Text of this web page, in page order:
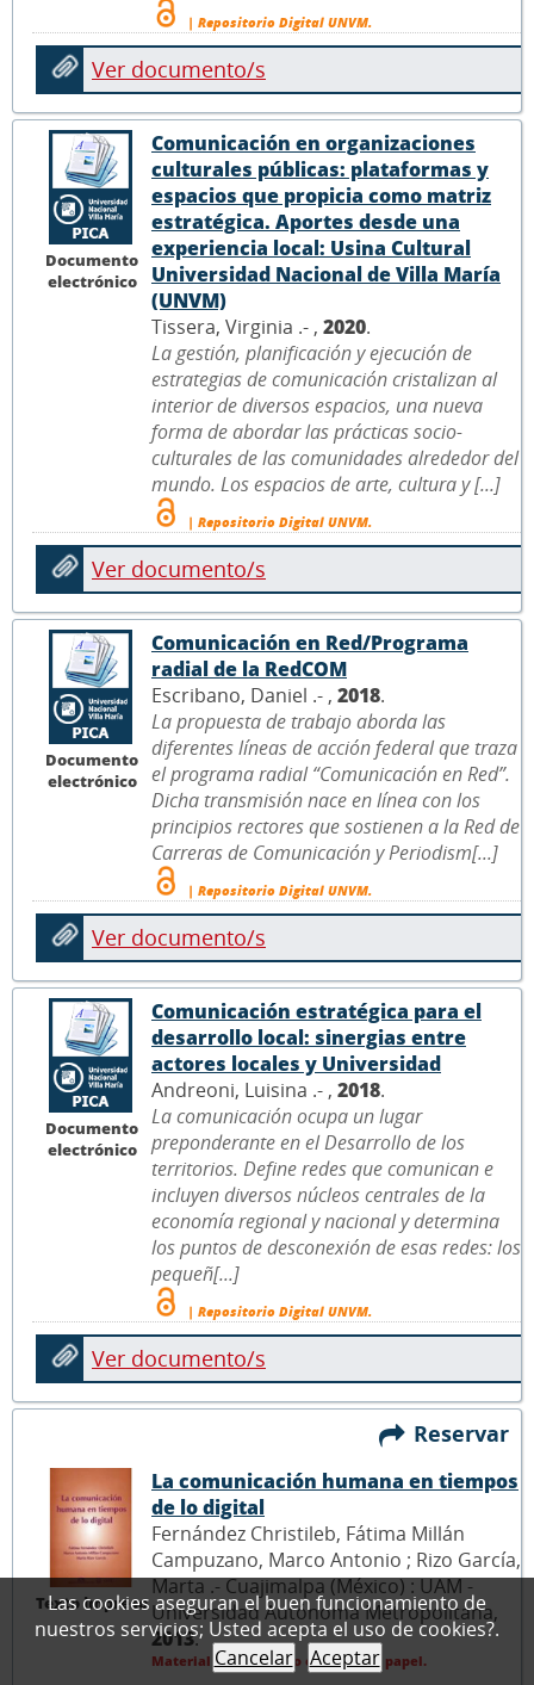
| Repositorio Digital UNVM.
Ver documento/s
Documento
electrónico
Comunicación en organizaciones
culturales públicas: plataformas y
espacios que propicia como matriz
estratégica. Aportes desde una
experiencia local: Usina Cultural
Universidad Nacional de Villa María
(UNVM)
Tissera, Virginia .- , 2020.
La gestión, planificación y ejecución de
estrategias de comunicación cristalizan al
interior de diversos espacios, una nueva
forma de abordar las prácticas socio-
culturales de las comunidades alrededor del
mundo. Los espacios de arte, cultura y [...]
| Repositorio Digital UNVM.
Ver documento/s
Documento
electrónico
Comunicación en Red/Programa
radial de la RedCOM
Escribano, Daniel .- , 2018.
La propuesta de trabajo aborda las
diferentes líneas de acción federal que traza
el programa radial “Comunicación en Red”.
Dicha transmisión nace en línea con los
principios rectores que sostienen a la Red de
Carreras de Comunicación y Periodism[...]
| Repositorio Digital UNVM.
Ver documento/s
Documento
electrónico
Comunicación estratégica para el
desarrollo local: sinergias entre
actores locales y Universidad
Andreoni, Luisina .- , 2018.
La comunicación ocupa un lugar
preponderante en el Desarrollo de los
territorios. Define redes que comunican e
incluyen diversos núcleos centrales de la
economía regional y nacional y determina
los puntos de desconexión de esas redes: los
pequeñ[...]
| Repositorio Digital UNVM.
Ver documento/s
Reservar
Texto impreso
La comunicación humana en tiempos
de lo digital
Fernández Christileb, Fátima Millán
Campuzano, Marco Antonio ; Rizo García,
Marta .- Cuajimalpa (México) : UAM -
Universidad Autónoma Metropolitana,
2013.
Material bibliográfico en formato papel.
Las cookies aseguran el buen funcionamiento de
nuestros servicios; Usted acepta el uso de cookies?.
Cancelar
Aceptar